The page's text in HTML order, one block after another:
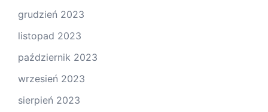
grudzień 2023
listopad 2023
październik 2023
wrzesień 2023
sierpień 2023